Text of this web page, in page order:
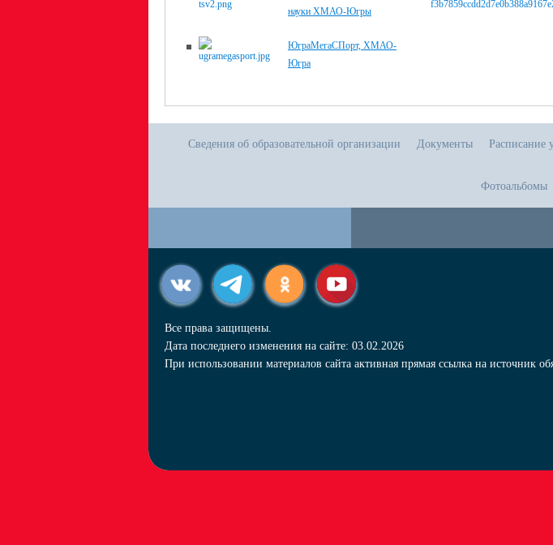
науки ХМАО-Югры
ЮграМегаСПорт, ХМАО-
Югра
Сведения об образовательной организации Документы Расписание
Фотоальбомы
Все права защищены.
Дата последнего изменения на сайте: 03.02.2026
При использовании материалов сайта активная прямая ссылка на источник